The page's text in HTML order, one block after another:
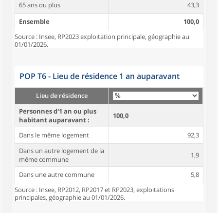
65 ans ou plus
43,3
Ensemble
100,0
Source : Insee, RP2023 exploitation principale, géographie au
01/01/2026.
POP T6 - Lieu de résidence 1 an auparavant
Lieu de résidence
Personnes d'1 an ou plus
habitant auparavant :
100,0
Dans le même logement
92,3
Dans un autre logement de la
même commune
1,9
Dans une autre commune
5,8
Source : Insee, RP2012, RP2017 et RP2023, exploitations
principales, géographie au 01/01/2026.